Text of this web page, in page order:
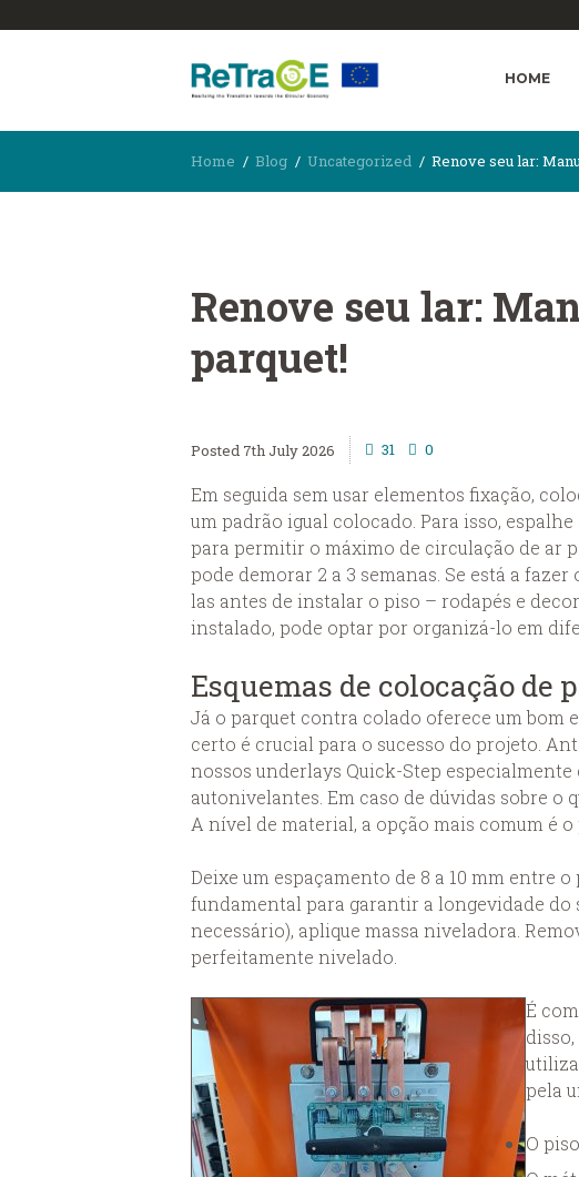
HOME
Home Blog Uncategorized Renove seu lar:
Renove seu lar:
parquet!
7th July 2026 31 0
Em seguida sem usar elementos fixação,
um padrão igual colocado. Para isso,
para permitir o máximo de circulação de ar
pode demorar 2 a 3 semanas. Se está a
las antes de instalar o piso – rodapés e
instalado, pode optar por organizá-lo em
Esquemas de colocação de
Já o parquet contra colado oferece um bom
certo é crucial para o sucesso do projeto.
nossos underlays Quick-Step
autonivelantes. Em caso de dúvidas sobre o
A nível de material, a opção mais comum é o
Deixe um espaçamento de 8 a 10 mm entre
fundamental para garantir a longevidade
necessário), aplique massa niveladora.
perfeitamente nivelado.
É
pela
O